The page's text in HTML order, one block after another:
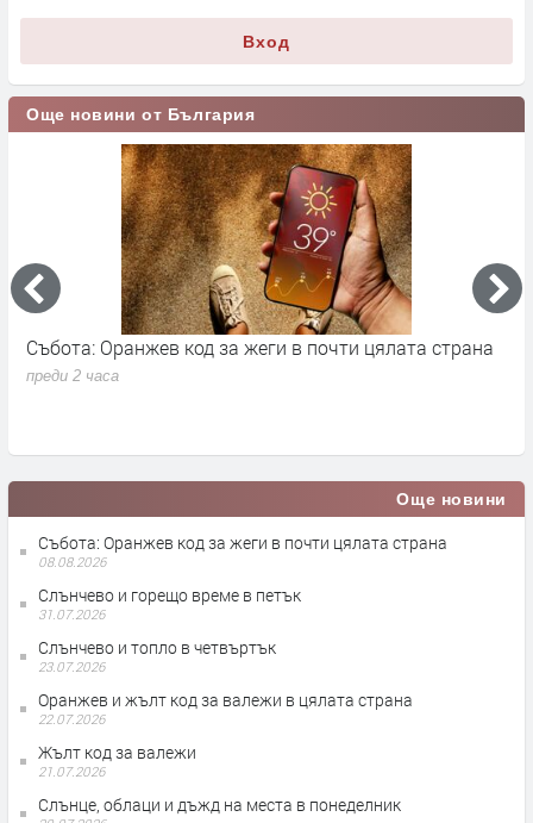
Вход
Още новини от България
Събота: Оранжев код за жеги в почти цялата страна
преди 2 часа
Още новини
Събота: Оранжев код за жеги в почти цялата страна
08.08.2026
Слънчево и горещо време в петък
31.07.2026
Слънчево и топло в четвъртък
23.07.2026
Оранжев и жълт код за валежи в цялата страна
22.07.2026
Жълт код за валежи
21.07.2026
Слънце, облаци и дъжд на места в понеделник